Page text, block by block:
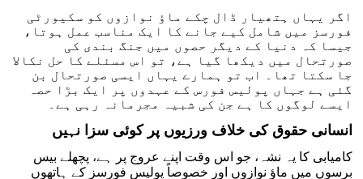
اگر یہاں ہتھیار ڈال چکے ماؤ نوازوں کو سکیورٹی
فورسز میں شامل کیے جانے کا ایک مناسب عمل ہوتا،
جیسا کہ دنیا کے دیگر حصوں میں جنگ بندی کی
صورتحال میں دیکھا گیا ہے، تو اس مسئلے کا حل نکالا
جا سکتا تھا۔ اب تو ہمارے یہاں ایسی صورتحال بن
گئی ہے جہاں پولیس فورس کے عہدوں پر ایک بڑا حصہ
ایسے لوگوں کا ہے جن کی شبیہ مجرمانہ رہی ہے۔
انسانی حقوق کی خلاف ورزیوں پر کوئی سزا نہیں
کامیابی کا یہ نشہ، جو اس وقت اپنے عروج پر ہے، پچھلے بیس
برسوں میں ماؤ نوازوں اور خصوصاً پولیس فورسز کے ہاتھوں